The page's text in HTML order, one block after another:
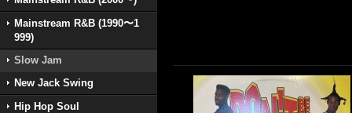
Mainstream R&B (1990〜1
999)
Slow Jam
New Jack Swing
Hip Hop Soul